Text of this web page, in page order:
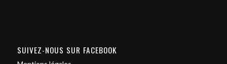
SUIVEZ-NOUS SUR FACEBOOK